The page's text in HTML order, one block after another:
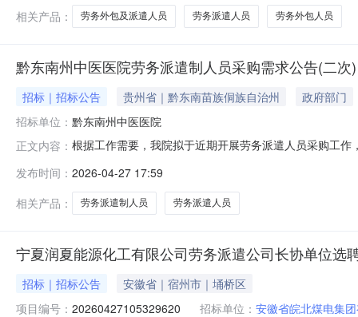
相关产品：
劳务外包及派遣人员 劳务派遣人员 劳务外包人员
黔东南州中医医院劳务派遣制人员采购需求公告(二次)
招标｜招标公告 贵州省｜黔东南苗族侗族自治州
政府部门
招标单位： 黔东南州中医医院
正文内容： 根据工作需要，我院拟于近期开展劳务派遣人员采购工
件、上交资料、要求1.公司资质：2.提交资料清单：报价
府采购网（www.ccgp.gov.
发布时间： 2026-04-27 17:59
相关产品：
劳务派遣制人员 劳务派遣人员
宁夏润夏能源化工有限公司劳务派遣公司长协单位选
招标｜招标公告
安徽省｜宿州市｜埇桥区
项目编号： 20260427105329620 招标单位： 安徽省皖北煤电集